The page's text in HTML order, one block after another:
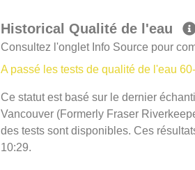
Historical Qualité de l'eau
Consultez l'onglet Info Source pour
A passé les tests de qualité de l'eau
Ce statut est basé sur le dernier
Vancouver (Formerly Fraser
des tests sont disponibles. Ces
10:29.